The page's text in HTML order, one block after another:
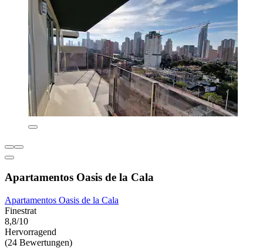
Apartamentos Oasis de la Cala
Apartamentos Oasis de la Cala
Finestrat
8,8/10
Hervorragend
(24 Bewertungen)